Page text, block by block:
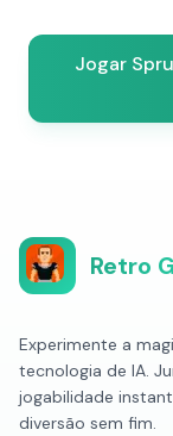
Jogar
Retro
Experimente a
tecnologia de IA.
jogabilidade
diversão sem fim.